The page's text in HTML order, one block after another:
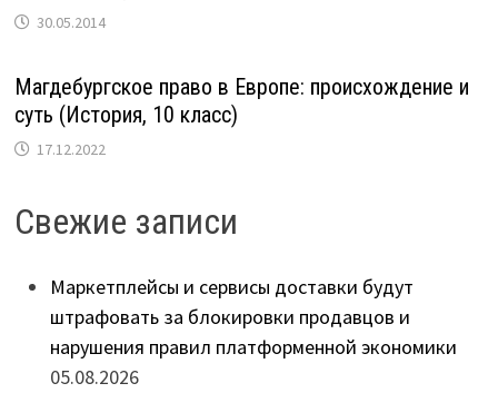
30.05.2014
Магдебургское право в Европе: происхождение и
суть (История, 10 класс)
17.12.2022
Свежие записи
Маркетплейсы и сервисы доставки будут
штрафовать за блокировки продавцов и
нарушения правил платформенной экономики
05.08.2026